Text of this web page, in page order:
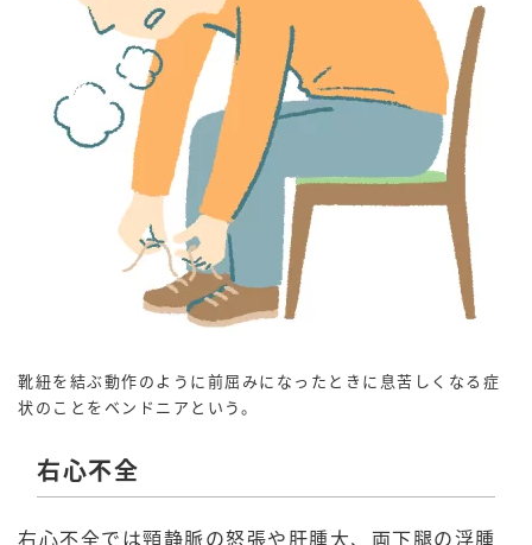
靴紐を結ぶ動作のように前屈みになったときに息苦しくなる症
状のことをベンドニアという。
右心不全
右心不全では頸静脈の怒張や肝腫大、両下腿の浮腫